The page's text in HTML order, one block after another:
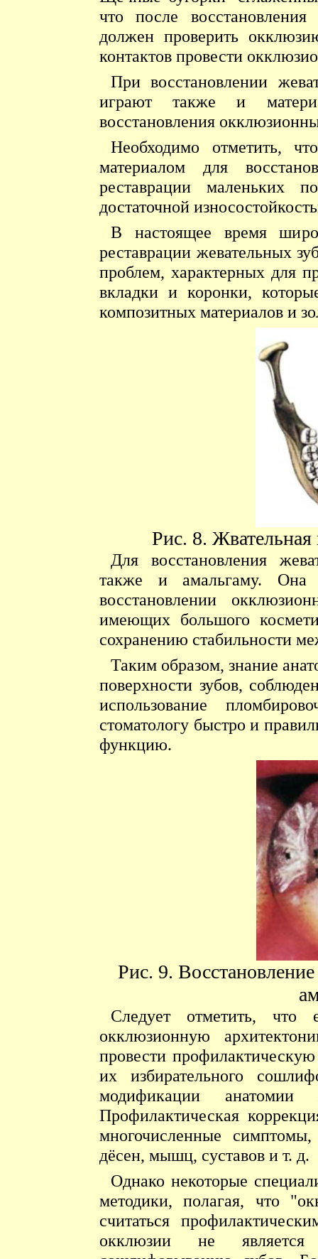
что после восстановления
должен проверить
контактов провести
При восстановлении
играют также и
восстановления
Необходимо отметить,
материалом для
реставрации маленьких
достаточной
В настоящее время
реставрации жевательных
проблем, характерных для
вкладки и коронки,
композитных материалов и
Рис. 8.
Для восстановления
также и амальгаму. Она
восстановлении
имеющих большого
сохранению стабильности
Таким образом, знание
поверхности зубов,
использование
стоматологу быстро и
функцию.
Рис. 9.
Следует отметить,
окклюзионную
провести
их избирательного
модификации анатомии
Профилактическая
многочисленные
дёсен, мышц, суставов и т. д.
Однако некоторые
методики, полагая, что
считаться
окклюзии не является